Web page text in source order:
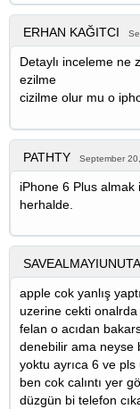
ERHAN KAĞITCI
Detaylı inceleme ne
ezilme
cizilme olur mu o
PATHTY September
iPhone 6 Plus almak
herhalde.
apple cok yanlış
uzerine cekti onalrda
felan o acıdan
denebilir ama neyse
yoktu ayrıca 6 ve
ben cok calıntı yer
düzgün bi telefon